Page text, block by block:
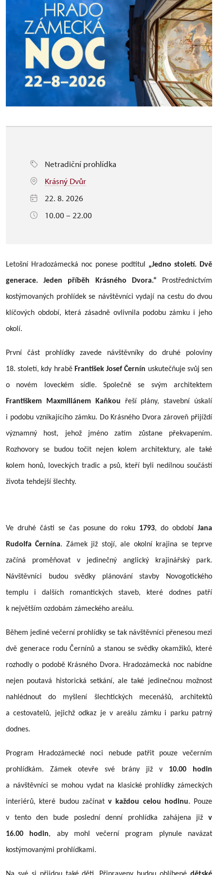
Netradiční prohlídka
Krásný Dvůr
22. 8. 2026
10.00 – 22.00
Letošní Hradozámecká noc ponese podtitul „Jedno století. Dvě
generace. Jeden příběh Krásného Dvora.“ Prostřednictvím
kostýmovaných prohlídek se návštěvníci vydají na cestu do dvou
klíčových období, která zásadně ovlivnila podobu zámku i jeho
okolí.
První část prohlídky zavede návštěvníky do druhé poloviny
18. století, kdy hrabě František Josef Černín uskutečňuje svůj sen
o novém loveckém sídle. Společně se svým architektem
Františkem Maxmiliánem Kaňkou řeší plány, stavební úskalí
i podobu vznikajícího zámku. Do Krásného Dvora zároveň přijíždí
významný host, jehož jméno zatím zůstane překvapením.
Rozhovory se budou točit nejen kolem architektury, ale také
kolem honů, loveckých tradic a psů, kteří byli nedílnou součástí
života tehdejší šlechty.
Ve druhé části se čas posune do roku 1793, do období Jana
Rudolfa Černína. Zámek již stojí, ale okolní krajina se teprve
začíná proměňovat v jedinečný anglický krajinářský park.
Návštěvníci budou svědky plánování stavby Novogotického
templu i dalších romantických staveb, které dodnes patří
k největším ozdobám zámeckého areálu.
Během jediné večerní prohlídky se tak návštěvníci přenesou mezi
dvě generace rodu Černínů a stanou se svědky okamžiků, které
rozhodly o podobě Krásného Dvora. Hradozámecká noc nabídne
nejen poutavá historická setkání, ale také jedinečnou možnost
nahlédnout do myšlení šlechtických mecenášů, architektů
a cestovatelů, jejichž odkaz je v areálu zámku i parku patrný
dodnes.
Program Hradozámecké noci nebude patřit pouze večerním
prohlídkám. Zámek otevře své brány již v 10.00 hodin
a návštěvníci se mohou vydat na klasické prohlídky zámeckých
interiérů, které budou začínat v každou celou hodinu. Pouze
v tento den bude poslední denní prohlídka zahájena již v
16.00 hodin, aby mohl večerní program plynule navázat
kostýmovanými prohlídkami.